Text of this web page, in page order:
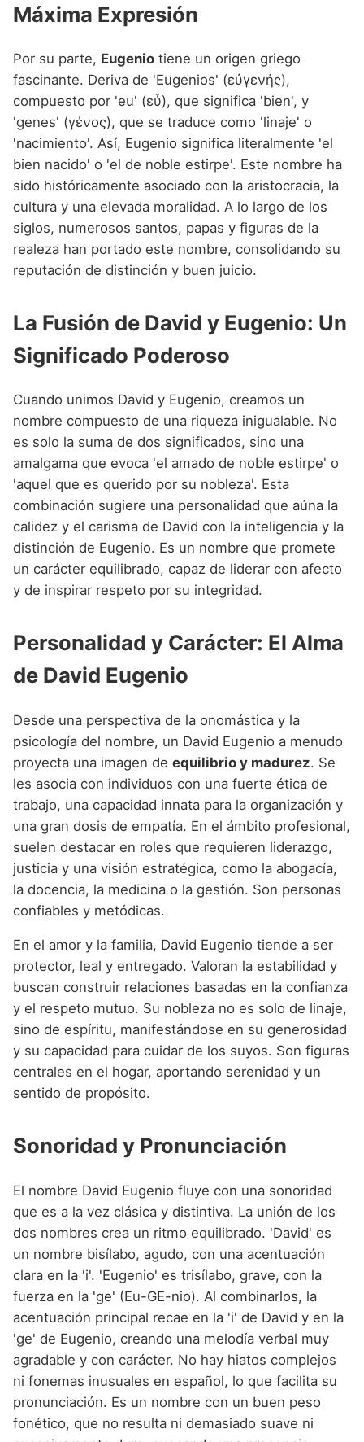
Máxima Expresión
Por su parte, Eugenio tiene un origen griego
fascinante. Deriva de 'Eugenios' (εὐγενής),
compuesto por 'eu' (εὖ), que significa 'bien', y
'genes' (γένος), que se traduce como 'linaje' o
'nacimiento'. Así, Eugenio significa literalmente 'el
bien nacido' o 'el de noble estirpe'. Este nombre ha
sido históricamente asociado con la aristocracia, la
cultura y una elevada moralidad. A lo largo de los
siglos, numerosos santos, papas y figuras de la
realeza han portado este nombre, consolidando su
reputación de distinción y buen juicio.
La Fusión de David y Eugenio: Un
Significado Poderoso
Cuando unimos David y Eugenio, creamos un
nombre compuesto de una riqueza inigualable. No
es solo la suma de dos significados, sino una
amalgama que evoca 'el amado de noble estirpe' o
'aquel que es querido por su nobleza'. Esta
combinación sugiere una personalidad que aúna la
calidez y el carisma de David con la inteligencia y la
distinción de Eugenio. Es un nombre que promete
un carácter equilibrado, capaz de liderar con afecto
y de inspirar respeto por su integridad.
Personalidad y Carácter: El Alma
de David Eugenio
Desde una perspectiva de la onomástica y la
psicología del nombre, un David Eugenio a menudo
proyecta una imagen de equilibrio y madurez. Se
les asocia con individuos con una fuerte ética de
trabajo, una capacidad innata para la organización y
una gran dosis de empatía. En el ámbito profesional,
suelen destacar en roles que requieren liderazgo,
justicia y una visión estratégica, como la abogacía,
la docencia, la medicina o la gestión. Son personas
confiables y metódicas.
En el amor y la familia, David Eugenio tiende a ser
protector, leal y entregado. Valoran la estabilidad y
buscan construir relaciones basadas en la confianza
y el respeto mutuo. Su nobleza no es solo de linaje,
sino de espíritu, manifestándose en su generosidad
y su capacidad para cuidar de los suyos. Son figuras
centrales en el hogar, aportando serenidad y un
sentido de propósito.
Sonoridad y Pronunciación
El nombre David Eugenio fluye con una sonoridad
que es a la vez clásica y distintiva. La unión de los
dos nombres crea un ritmo equilibrado. 'David' es
un nombre bisílabo, agudo, con una acentuación
clara en la 'i'. 'Eugenio' es trisílabo, grave, con la
fuerza en la 'ge' (Eu-GE-nio). Al combinarlos, la
acentuación principal recae en la 'i' de David y en la
'ge' de Eugenio, creando una melodía verbal muy
agradable y con carácter. No hay hiatos complejos
ni fonemas inusuales en español, lo que facilita su
pronunciación. Es un nombre con un buen peso
fonético, que no resulta ni demasiado suave ni